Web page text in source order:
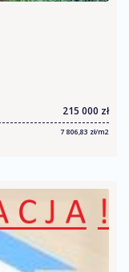
215 000 zł
7 806,83 zł/m2